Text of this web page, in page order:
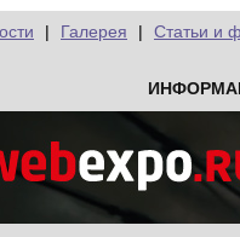
| Галерея | Статьи и